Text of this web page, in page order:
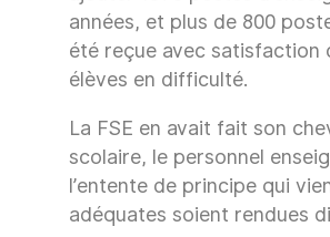
années, et plus de 800
été reçue avec satisfaction
élèves en difficulté.
La FSE en avait fait son
scolaire, le personnel
l’entente de principe qui
adéquates soient rendues